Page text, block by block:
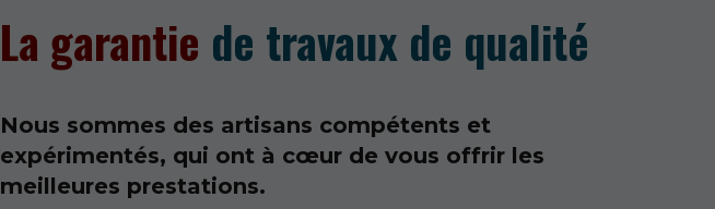
La garantie de travaux de qualité
Nous sommes des artisans compétents et
expérimentés, qui ont à cœur de vous offrir les
meilleures prestations.